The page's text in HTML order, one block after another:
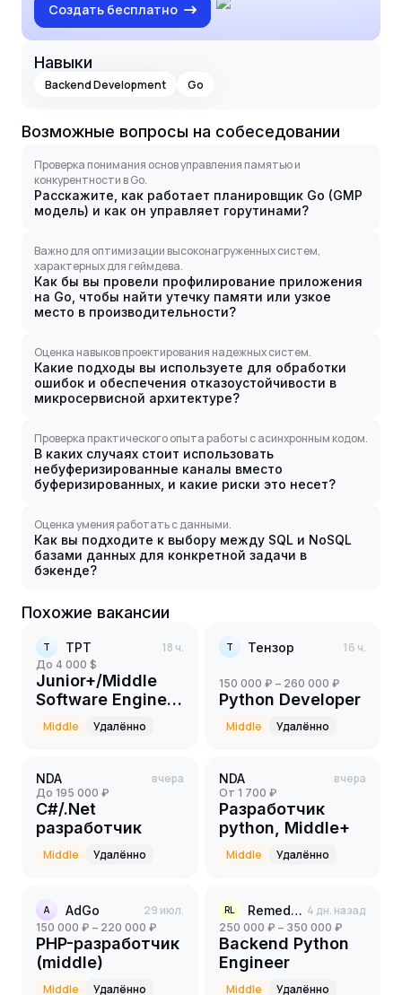
Создать бесплатно
Навыки
Backend Development Go
Возможные вопросы на собеседовании
Проверка понимания основ управления памятью и
конкурентности в Go.
Расскажите, как работает планировщик Go (GMP
модель) и как он управляет горутинами?
Важно для оптимизации высоконагруженных систем,
характерных для геймдева.
Как бы вы провели профилирование приложения
на Go, чтобы найти утечку памяти или узкое
место в производительности?
Оценка навыков проектирования надежных систем.
Какие подходы вы используете для обработки
ошибок и обеспечения отказоустойчивости в
микросервисной архитектуре?
Проверка практического опыта работы с асинхронным кодом.
В каких случаях стоит использовать
небуферизированные каналы вместо
буферизированных, и какие риски это несет?
Оценка умения работать с данными.
Как вы подходите к выбору между SQL и NoSQL
базами данных для конкретной задачи в
бэкенде?
Похожие вакансии
Т ТРТ 18 ч.
до 4 000 $
Junior+/Middle
Software Engineer
(Python)
Middle Удалённо
Т Тензор 16 ч.
150 000 ₽ – 260 000 ₽
Python Developer
Middle Удалённо
NDA вчера
до 195 000 ₽
C#/.Net
разработчик
Middle Удалённо
NDA вчера
от 1 700 ₽
Разработчик
python, Middle+
Middle Удалённо
A AdGo 29 июл.
150 000 ₽ – 220 000 ₽
PHP-разработчик
(middle)
Middle Удалённо
RL Remedy Logic 4 дн. назад
250 000 ₽ – 350 000 ₽
Backend Python
Engineer
Middle Удалённо